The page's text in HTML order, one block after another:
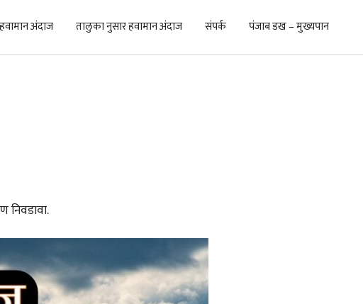
अंदाज तालुका नुसार हवामान अंदाज संपर्क पंजाब डख – मुख्यपान
निवडावा.